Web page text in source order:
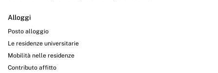
Alloggi
Posto alloggio
Le residenze universitarie
Mobilità nelle residenze
Contributo affitto